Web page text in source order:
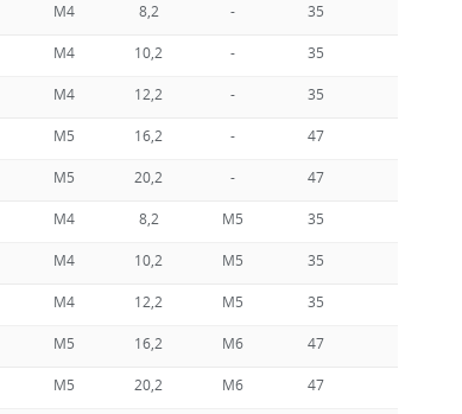
M4 8,2 - 35
M4 10,2 - 35
M4 12,2 - 35
M5 16,2 - 47
M5 20,2 - 47
M4 8,2 M5 35
M4 10,2 M5 35
M4 12,2 M5 35
M5 16,2 M6 47
M5 20,2 M6 47